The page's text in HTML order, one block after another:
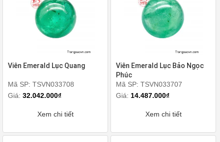
Viên Emerald Lục Quang
Mã SP: TSVN033708
Giá: 32.042.000₫
Xem chi tiết
Viên Emerald Lục Bảo Ngọc
Phúc
Mã SP: TSVN033707
Giá: 14.487.000₫
Xem chi tiết